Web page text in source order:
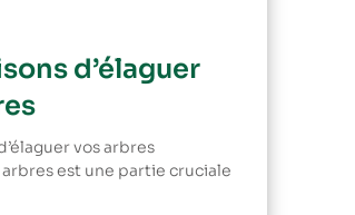
d’élaguer
vos arbres
arbres est une partie cruciale